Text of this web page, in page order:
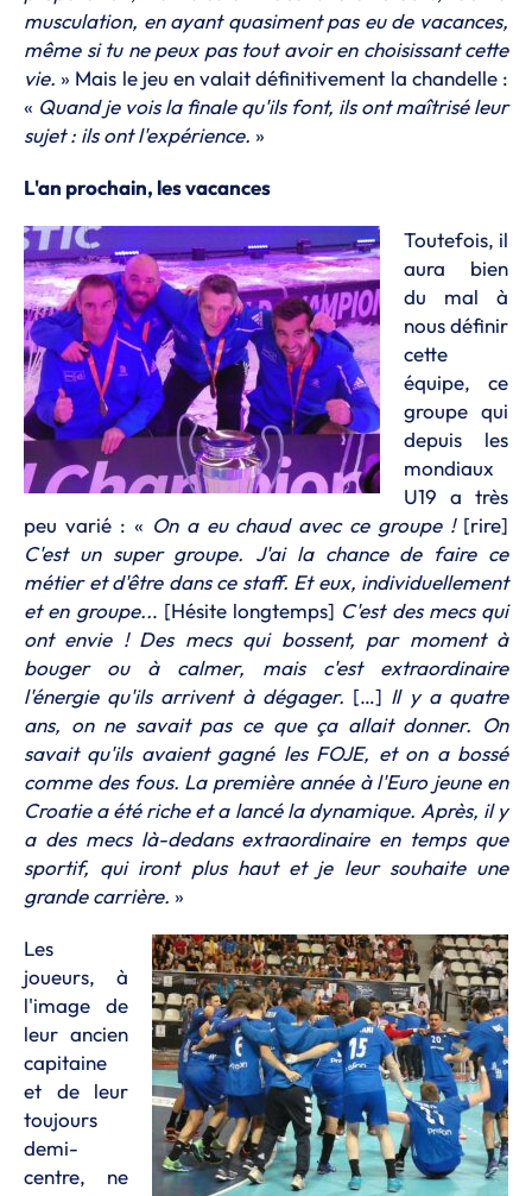
musculation, en ayant quasiment pas eu de vacances,
même si tu ne peux pas tout avoir en choisissant cette
vie. » Mais le jeu en valait définitivement la chandelle :
« Quand je vois la finale qu'ils font, ils ont maîtrisé leur
sujet : ils ont l'expérience. »
L'an prochain, les vacances
Toutefois, il
aura bien
du mal à
nous définir
cette
équipe, ce
groupe qui
depuis les
mondiaux
U19 a très
peu varié : « On a eu chaud avec ce groupe ![rire]
C'est un super groupe. J'ai la chance de faire ce
métier et d'être dans ce staff. Et eux, individuellement
et en groupe... [Hésite longtemps] C'est des mecs qui
ont envie ! Des mecs qui bossent, par moment à
bouger ou à calmer, mais c'est extraordinaire
l'énergie qu'ils arrivent à dégager. […] Il y a quatre
ans, on ne savait pas ce que ça allait donner. On
savait qu'ils avaient gagné les FOJE, et on a bossé
comme des fous. La première année à l'Euro jeune en
Croatie a été riche et a lancé la dynamique. Après, il y
a des mecs là-dedans extraordinaire en temps que
sportif, qui iront plus haut et je leur souhaite une
grande carrière. »
Les
joueurs, à
l'image de
leur ancien
capitaine
et de leur
toujours
demi-
centre, ne